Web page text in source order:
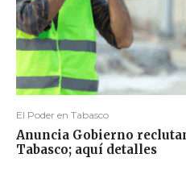
El Poder en Tabasco
Anuncia Gobierno
Tabasco; aquí detalles